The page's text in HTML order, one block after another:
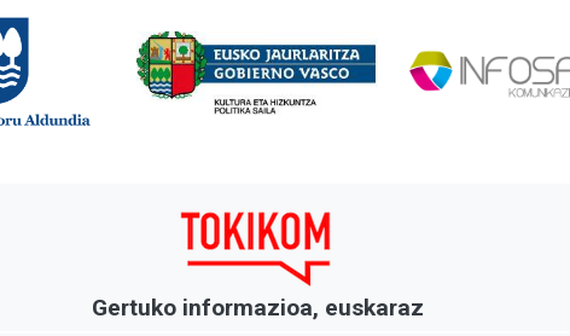
Gertuko informazioa, euskaraz